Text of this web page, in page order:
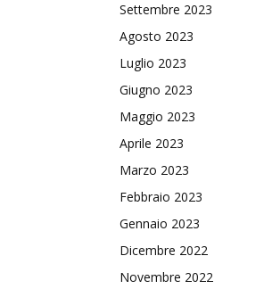
Settembre 2023
Agosto 2023
Luglio 2023
Giugno 2023
Maggio 2023
Aprile 2023
Marzo 2023
Febbraio 2023
Gennaio 2023
Dicembre 2022
Novembre 2022